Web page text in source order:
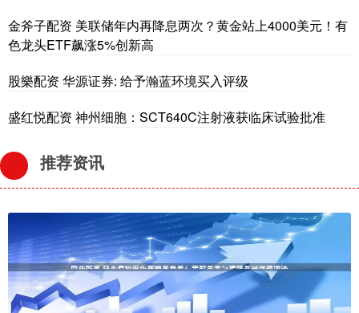
金斧子配资 美联储年内再降息两次？黄金站上4000美元！有
色龙头ETF飙涨5%创新高
股樂配资 华源证券: 给予瀚蓝环境买入评级
盛红悦配资 神州细胞：SCT640C注射液获临床试验批准
推荐资讯